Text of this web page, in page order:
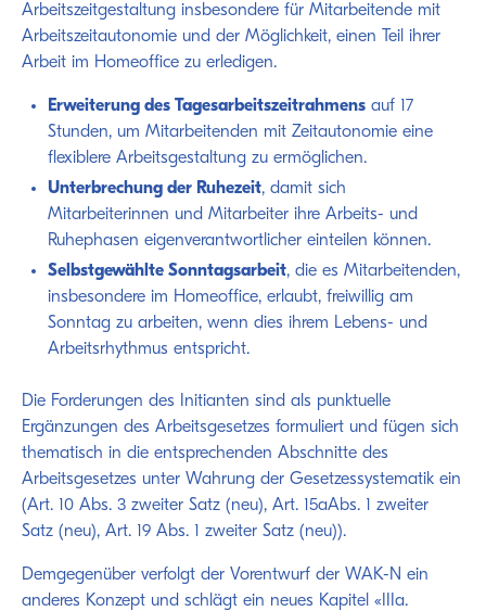
Arbeitszeitgestaltung insbesondere für Mitarbeitende mit
Arbeitszeitautonomie und der Möglichkeit, einen Teil ihrer
Arbeit im Homeoffice zu erledigen.
Erweiterung des Tagesarbeitszeitrahmens auf 17
Stunden, um Mitarbeitenden mit Zeitautonomie eine
flexiblere Arbeitsgestaltung zu ermöglichen.
Unterbrechung der Ruhezeit, damit sich
Mitarbeiterinnen und Mitarbeiter ihre Arbeits- und
Ruhephasen eigenverantwortlicher einteilen können.
Selbstgewählte Sonntagsarbeit, die es Mitarbeitenden,
insbesondere im Homeoffice, erlaubt, freiwillig am
Sonntag zu arbeiten, wenn dies ihrem Lebens- und
Arbeitsrhythmus entspricht.
Die Forderungen des Initianten sind als punktuelle
Ergänzungen des Arbeitsgesetzes formuliert und fügen sich
thematisch in die entsprechenden Abschnitte des
Arbeitsgesetzes unter Wahrung der Gesetzessystematik ein
(Art. 10 Abs. 3 zweiter Satz (neu), Art. 15aAbs. 1 zweiter
Satz (neu), Art. 19 Abs. 1 zweiter Satz (neu)).
Demgegenüber verfolgt der Vorentwurf der WAK-N ein
anderes Konzept und schlägt ein neues Kapitel «IIIa.